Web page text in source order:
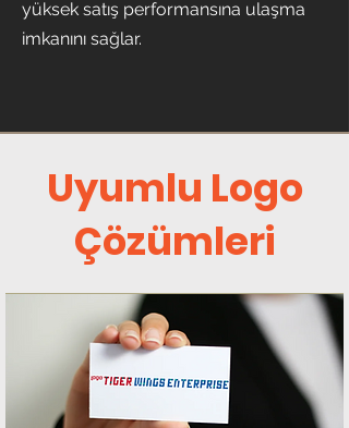
yüksek satış performansına ulaşma
imkanını sağlar.
Uyumlu Logo
Çözümleri